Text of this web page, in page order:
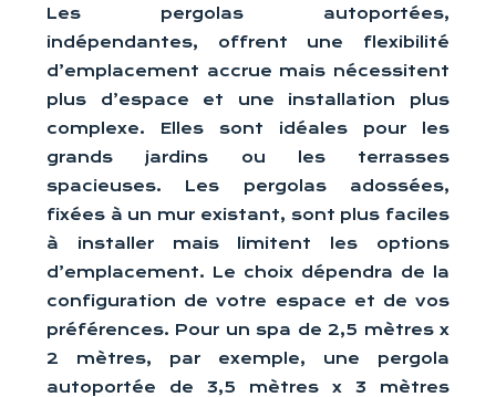
Les pergolas autoportées,
indépendantes, offrent une flexibilité
d’emplacement accrue mais nécessitent
plus d’espace et une installation plus
complexe. Elles sont idéales pour les
grands jardins ou les terrasses
spacieuses. Les pergolas adossées,
fixées à un mur existant, sont plus faciles
à installer mais limitent les options
d’emplacement. Le choix dépendra de la
configuration de votre espace et de vos
préférences. Pour un spa de 2,5 mètres x
2 mètres, par exemple, une pergola
autoportée de 3,5 mètres x 3 mètres